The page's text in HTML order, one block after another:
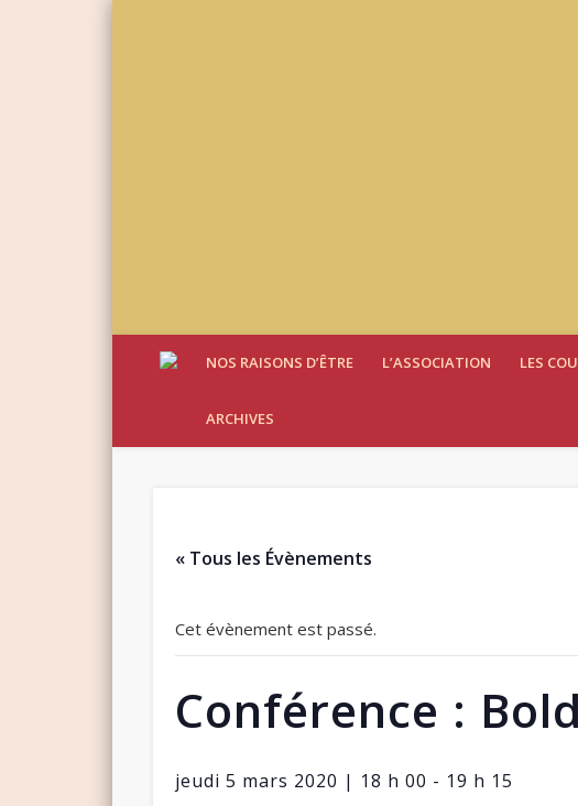
NOS RAISONS D’ÊTRE L’ASSOCIATION LES
ARCHIVES
« Tous les Évènements
Cet évènement est passé.
Conférence :
jeudi 5 mars 2020 | 18 h 00 - 19 h 15